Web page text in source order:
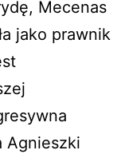
Mecenas
jako prawnik
Agnieszki